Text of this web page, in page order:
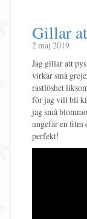
Gillar
2 maj 2019
Jag gillar att
virkar små
rastlöshet
för jag vill bli
jag små
ungefär en film
perfekt!